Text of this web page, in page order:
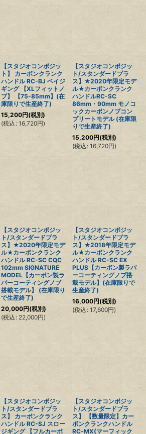
【スタジオコンポジッ
ト】 カーボンクランク
ハンドル RC-BJ ベイジ
ギング 【XLフィットノ
ブ】 【75-85mm】(在
庫限りで生産終了)
15,200円(税別)
(税込 : 16,720円)
【スタジオコンポジッ
ト/スタンダードプラ
ス】★2020年限定モデ
ル★カーボンクランク
ハンドルRC-SC
86mm・90mm モノコ
ックカーボンノブコン
プリートモデル (在庫限
りで生産終了)
15,200円(税別)
(税込 : 16,720円)
【スタジオコンポジッ
ト/スタンダードプラ
ス】★2020年限定モデ
ル★カーボンクランク
ハンドル RC-SC CQC
102mm SIGNATURE
MODEL【カーボン製ラ
バーコーティングノブ
搭載モデル】 (在庫限り
で生産終了)
20,000円(税別)
(税込 : 22,000円)
【スタジオコンポジッ
ト/スタンダードプラ
ス】★2018年限定モデ
ル★カーボンクランク
ハンドル RC-SC EX
PLUS【カーボン製ラバ
ーコーティングノブ搭
載モデル】(在庫限りで
生産終了)
16,000円(税別)
(税込 : 17,600円)
【スタジオコンポジッ
ト/スタンダードプラ
ス】 カーボンクランク
ハンドル RC-SJ スロー
ジギング 【フルカーボ
【スタジオコンポジッ
ト/スタンダードプラ
ス】 【数量限定】カー
ボンクランクハンドル
RC-MX(マーフィック